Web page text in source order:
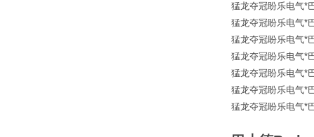
猛龙夺冠盼乐电气*
猛龙夺冠盼乐电气*
猛龙夺冠盼乐电气*
猛龙夺冠盼乐电气*
猛龙夺冠盼乐电气*
猛龙夺冠盼乐电气*
猛龙夺冠盼乐电气*